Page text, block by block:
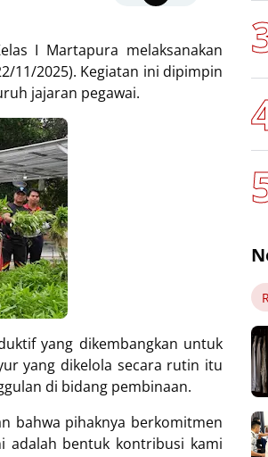
I Martapura melaksanakan
11/2025). Kegiatan ini dipimpin
jajaran pegawai.
yang dikembangkan untuk
yang dikelola secara rutin itu
di bidang pembinaan.
bahwa pihaknya berkomitmen
adalah bentuk kontribusi kami